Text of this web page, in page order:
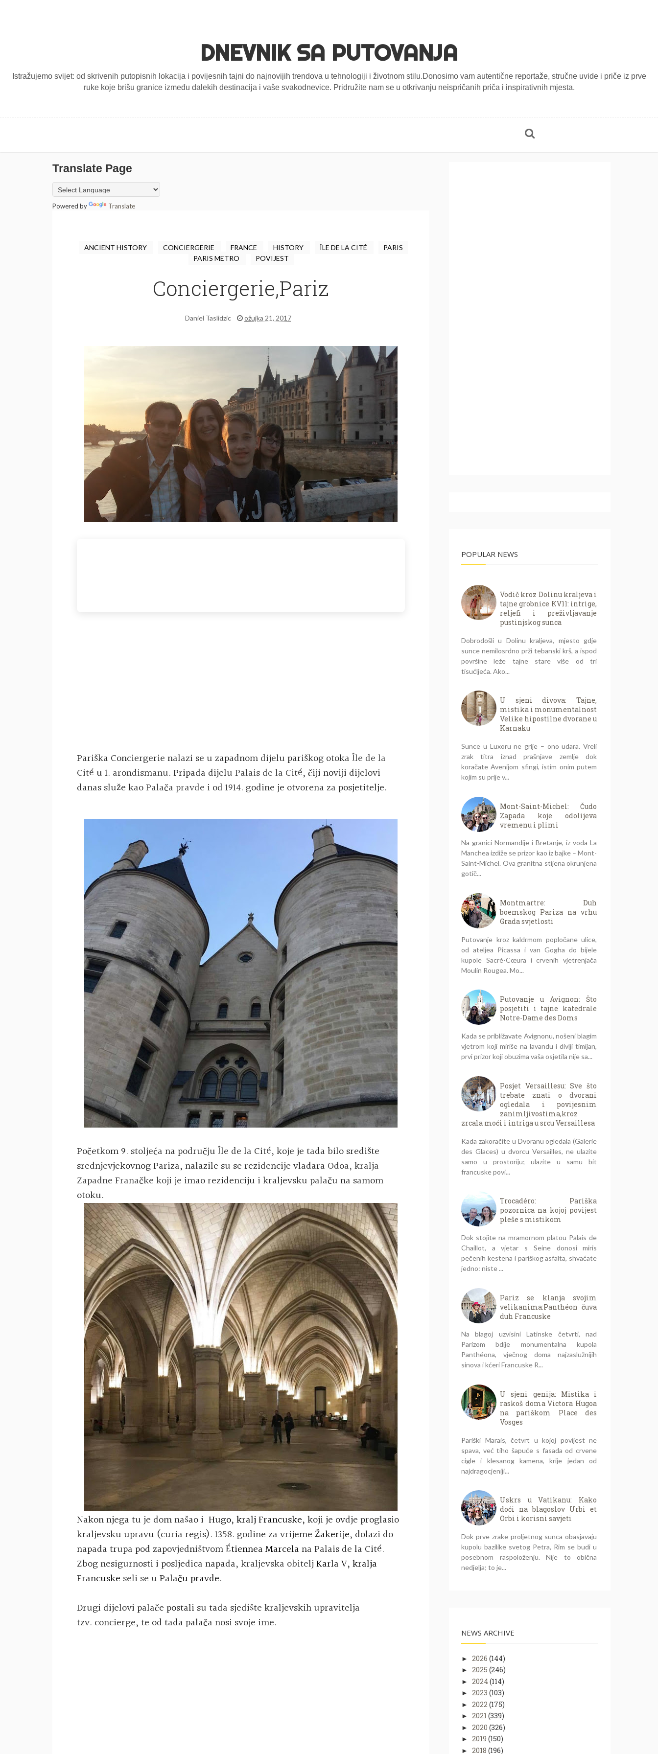
DNEVNIK SA PUTOVANJA
Istražujemo svijet: od skrivenih putopisnih lokacija i povijesnih tajni do najnovijih trendova u tehnologiji i životnom stilu.Donosimo vam autentične reportaže, stručne uvide i priče iz prve
ruke koje brišu granice između dalekih destinacija i vaše svakodnevice. Pridružite nam se u otkrivanju neispričanih priča i inspirativnih mjesta.
Translate Page
Powered by Translate
ANCIENT HISTORY CONCIERGERIE FRANCE HISTORY ÎLE DE LA CITÉ
PARIS
PARIS METRO
POVIJEST
Conciergerie,Pariz
Daniel Taslidzic ožujka 21, 2017
Pariška Conciergerienalazi se u zapadnom dijelu pariškogotokaÎle de la
Cité u1. arondismanu. Pripada dijeluPalais de la Cité, čiji noviji dijelovi
danas služe kaoPalača pravde i od1914. godine je otvorena za posjetitelje.
Početkom 9. stoljeća na područjuÎle de la Cité, koje je tada bilo središte
srednjevjekovnog Pariza, nalazile su se rezidencije vladara Odoa, kralja
Zapadne Franačke koji je imao rezidenciju i kraljevsku palaču na samom
otoku.
Nakon njega tu je dom našao i Hugo, kralj Francuske,koji je ovdje proglasio
kraljevsku upravu (curia regis).1358. godine za vrijeme Žakerije, dolazi do
napada trupa pod zapovjedništvomÉtiennea MarcelanaPalais de la Cité.
Zbog nesigurnosti i posljedica napada,kraljevska obiteljKarla V, kralja
Francuske seli se uPalaču pravde.
Drugi dijelovi palače postali su tada sjedište kraljevskih upravitelja
tzv. concierge, te od tada palača nosi svoje ime.
POPULAR NEWS
Vodič kroz Dolinu kraljeva i
tajne grobnice KV11: intrige,
reljefi i preživljavanje
pustinjskog sunca
Dobrodošli u Dolinu kraljeva, mjesto gdje
sunce nemilosrdno prži tebanski krš, a ispod
površine leže tajne stare više od tri
tisućljeća. Ako...
U sjeni divova: Tajne,
mistika i monumentalnost
Velike hipostilne dvorane u
Karnaku
Sunce u Luxoru ne grije – ono udara. Vreli
zrak titra iznad prašnjave zemlje dok
koračate Avenijom sfingi, istim onim putem
kojim su prije v...
Mont-Saint-Michel: Čudo
Zapada koje odolijeva
vremenu i plimi
Na granici Normandije i Bretanje, iz voda La
Manchea izdiže se prizor kao iz bajke – Mont-
Saint-Michel. Ova granitna stijena okrunjena
gotič...
Montmartre: Duh
boemskog Pariza na vrhu
Grada svjetlosti
Putovanje kroz kaldrmom popločane ulice,
od ateljea Picassa i van Gogha do bijele
kupole Sacré-Cœura i crvenih vjetrenjača
Moulin Rougea. Mo...
Putovanje u Avignon: Što
posjetiti i tajne katedrale
Notre-Dame des Doms
Kada se približavate Avignonu, nošeni blagim
vjetrom koji miriše na lavandu i divlji timijan,
prvi prizor koji obuzima vaša osjetila nije sa...
Posjet Versaillesu: Sve što
trebate znati o dvorani
ogledala i povijesnim
zanimljivostima,kroz
zrcala moći i intriga u srcu Versaillesa
Kada zakoračite u Dvoranu ogledala (Galerie
des Glaces) u dvorcu Versailles, ne ulazite
samo u prostoriju; ulazite u samu bit
francuske povi...
Trocadéro: Pariška
pozornica na kojoj povijest
pleše s mistikom
Dok stojite na mramornom platou Palais de
Chaillot, a vjetar s Seine donosi miris
pečenih kestena i pariškog asfalta, shvaćate
jedno: niste ...
Pariz se klanja svojim
velikanima:Panthéon čuva
duh Francuske
Na blagoj uzvisini Latinske četvrti, nad
Parizom bdije monumentalna kupola
Panthéona, vječnog doma najzaslužnijih
sinova i kćeri Francuske R...
U sjeni genija: Mistika i
raskoš doma Victora Hugoa
na pariškom Place des
Vosges
Pariški Marais, četvrt u kojoj povijest ne
spava, već tiho šapuće s fasada od crvene
cigle i klesanog kamena, krije jedan od
najdragocjeniji...
Uskrs u Vatikanu: Kako
doći na blagoslov Urbi et
Orbi i korisni savjeti
Dok prve zrake proljetnog sunca obasjavaju
kupolu bazilike svetog Petra, Rim se budi u
posebnom raspoloženju. Nije to obična
nedjelja; to je...
NEWS ARCHIVE
► 2026 (144)
► 2025 (246)
► 2024 (114)
► 2023 (103)
► 2022 (175)
► 2021 (339)
► 2020 (326)
► 2019 (150)
► 2018 (196)